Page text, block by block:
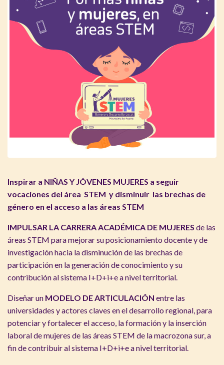
Inspirar a NIÑAS Y JÓVENES MUJERES a seguir
vocaciones del área STEM y disminuir las brechas de
género en el acceso a las áreas STEM
IMPULSAR LA CARRERA ACADÉMICA DE MUJERES de las
áreas STEM para mejorar su posicionamiento docente y de
investigación hacia la disminución de las brechas de
participación en la generación de conocimiento y su
contribución al sistema I+D+i+e a nivel territorial.
Diseñar un MODELO DE ARTICULACIÓN entre las
universidades y actores claves en el desarrollo regional, para
potenciar y fortalecer el acceso, la formación y la inserción
laboral de mujeres de las áreas STEM de la macrozona sur, a
fin de contribuir al sistema I+D+i+e a nivel territorial.